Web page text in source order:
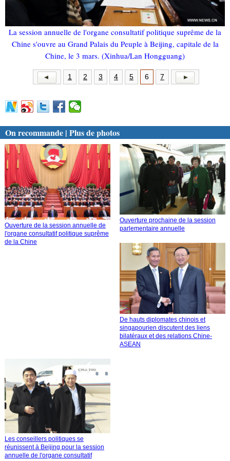
La session annuelle de l'organe consultatif politique suprême de la
Chine s'ouvre au Grand Palais du Peuple à Beijing, capitale de la
Chine, le 3 mars. (Xinhua/Lan Hongguang)
1 2 3 4 5 6 7
On recommande | Plus de photos
Ouverture de la session annuelle de
l'organe consultatif politique suprême
de la Chine
Ouverture prochaine de la session
parlementaire annuelle
De hauts diplomates chinois et
singapourien discutent des liens
bilatéraux et des relations Chine-
ASEAN
Les conseillers politiques se
réunissent à Beijing pour la session
annuelle de l'organe consultatif